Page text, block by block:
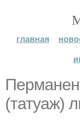
главная
(татуаж)